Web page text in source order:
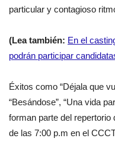
particular y contagioso
(Lea también: En el
podrán participar
Éxitos como “Déjala que
“Besándose”, “Una vida
forman parte del repertorio
de las 7:00 p.m en el